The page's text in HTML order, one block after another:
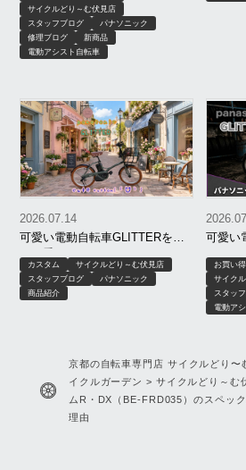
サイクルどり～む伏見店
スタッフブログ
パナソニック
修理ブログ
新商品
電動アシスト自転車
可愛い電動自転車GLITTERを更
2026.07.14
カスタム
サイクルどり～む伏見店
スタッフブログ
パナソニック
商品紹介
可愛い
お買い
サイク
スタッ
電動ア
京都の自転車専門店 サイクルどり〜
イクルガーデン > サイクルどり～む
ムR・DX（BE-FRD035）のスペッ
理由